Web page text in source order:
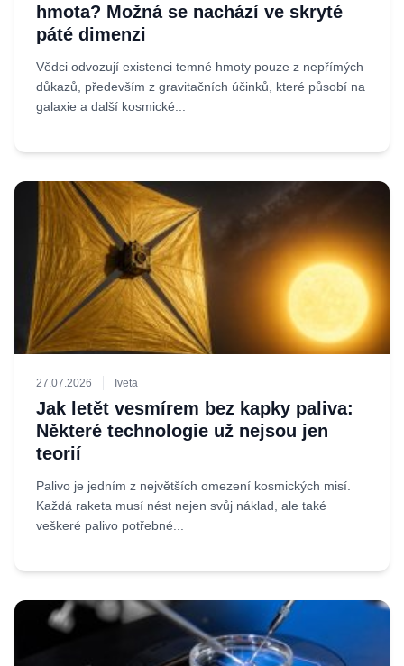
hmota? Možná se nachází ve skryté
páté dimenzi
Vědci odvozují existenci temné hmoty pouze z nepřímých
důkazů, především z gravitačních účinků, které působí na
galaxie a další kosmické...
27.07.2026 Iveta
Jak letět vesmírem bez kapky paliva:
Některé technologie už nejsou jen
teorií
Palivo je jedním z největších omezení kosmických misí.
Každá raketa musí nést nejen svůj náklad, ale také
veškeré palivo potřebné...